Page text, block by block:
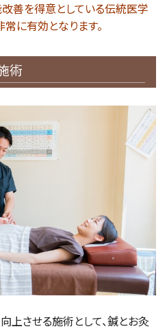
善を得意としている伝統医学
に有効となります。
術
させる施術として、鍼とお灸